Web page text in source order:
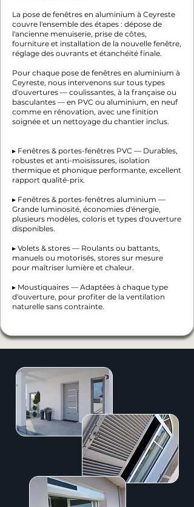
La pose de fenêtres en aluminium à Ceyreste
couvre l'ensemble des étapes : dépose de
l'ancienne menuiserie, prise de côtes,
fourniture et installation de la nouvelle fenêtre,
réglage des ouvrants et étanchéité finale.
Pour chaque pose de fenêtres en aluminium à
Ceyreste, nous intervenons sur tous types
d'ouvertures — coulissantes, à la française ou
basculantes — en PVC ou aluminium, en neuf
comme en rénovation, avec une finition
soignée et un nettoyage du chantier inclus.
▸ Fenêtres & portes-fenêtres PVC — Durables,
robustes et anti-moisissures, isolation
thermique et phonique performante, excellent
rapport qualité-prix.
▸ Fenêtres & portes-fenêtres aluminium —
Grande luminosité, économies d'énergie,
plusieurs modèles, coloris et types d'ouverture
disponibles.
▸ Volets & stores — Roulants ou battants,
manuels ou motorisés, stores sur mesure
pour maîtriser lumière et chaleur.
▸ Moustiquaires — Adaptées à chaque type
d'ouverture, pour profiter de la ventilation
naturelle sans contrainte.